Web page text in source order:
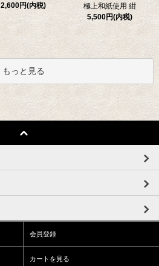
2,600円(内税)
極上和紙使用 紺
5,500円(内税)
もっと見る
会員登録
カートを見る